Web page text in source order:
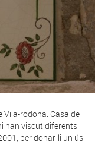
Vila-rodona. Casa de
han viscut diferents
per donar-li un ús